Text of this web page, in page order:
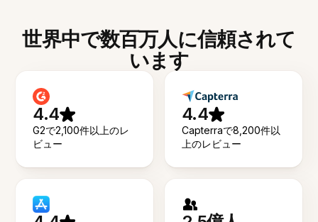
世界中で数百万人に信頼されて
います
4.4
G2で2,100件以上のレ
ビュー
4.4
Capterraで8,200件以
上のレビュー